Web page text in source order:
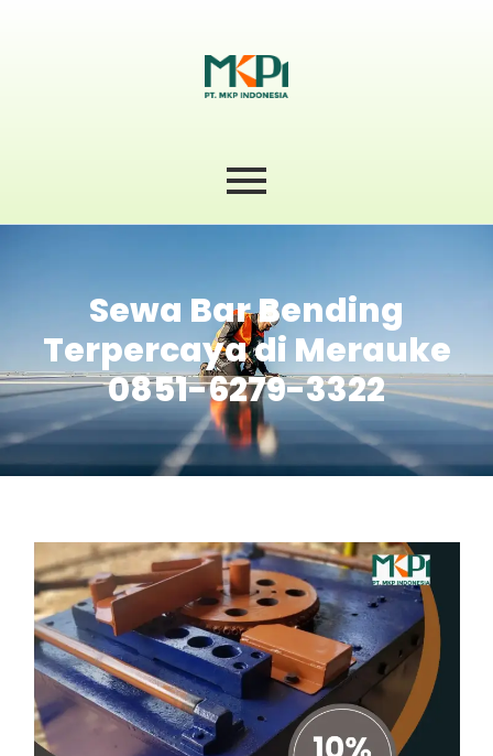
Sewa Bar Bending
Terpercaya di Merauke
0851-6279-3322